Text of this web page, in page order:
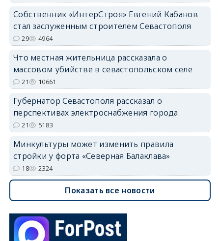
Собственник «ИнтерСтроя» Евгений Кабанов
стал заслуженным строителем Севастополя
29 4964
Что местная жительница рассказала о
массовом убийстве в севастопольском селе
21 10661
Губернатор Севастополя рассказал о
перспективах электроснабжения города
21 5183
Минкультуры может изменить правила
стройки у форта «Северная Балаклава»
18 2324
Показать все новости